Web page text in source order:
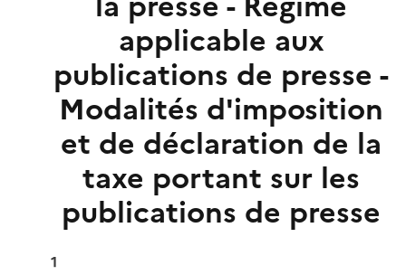
applicable aux
publications de presse -
Modalités d'imposition
et de déclaration de la
taxe portant sur les
publications de presse
1